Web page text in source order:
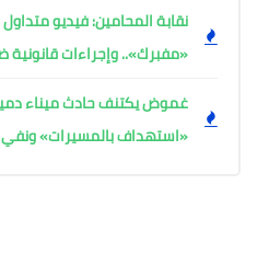
نقابة المحامين: فيديو
«مفبرك».. وإجراءات
غموض يكتنف حادث ميناء
«استهداف بالمسيرات»